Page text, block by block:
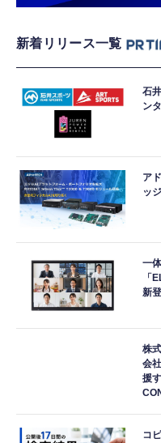
新着リリース一覧
石
ン
ア
ッ
一
「
新
株
会
援
コ